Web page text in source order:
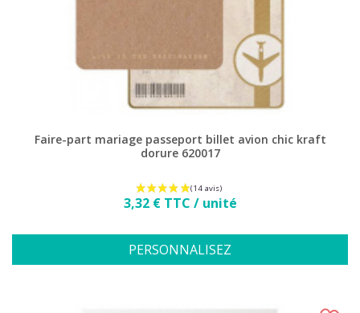
Faire-part mariage passeport billet avion chic kraft
dorure 620017
Prix
3,32 € TTC / unité
PERSONNALISEZ